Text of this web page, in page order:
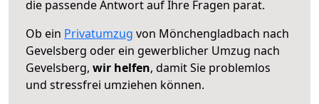
die passende Antwort auf Ihre Fragen parat.
Ob ein Privatumzug von Mönchengladbach nach
Gevelsberg oder ein gewerblicher Umzug nach
Gevelsberg, wir helfen, damit Sie problemlos
und stressfrei umziehen können.